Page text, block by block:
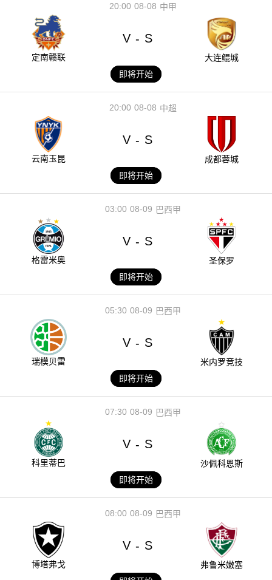
08-08
20:00 中甲
定南赣联
V - S
大连鲲城
即将开始
08-08
20:00 中超
云南玉昆
V - S
成都蓉城
即将开始
08-09
03:00 巴西甲
格雷米奥
V - S
圣保罗
即将开始
08-09
05:30 巴西甲
瑞模贝雷
V - S
米内罗竞技
即将开始
08-09
07:30 巴西甲
科里蒂巴
V - S
沙佩科恩斯
即将开始
08-09
08:00 巴西甲
博塔弗戈
V - S
弗鲁米嫩塞